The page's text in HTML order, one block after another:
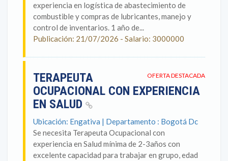
experiencia en logística de abastecimiento de
combustible y compras de lubricantes, manejo y
control de inventarios. 1 año de...
Publicación: 21/07/2026 - Salario: 3000000
OFERTA DESTACADA
TERAPEUTA
OCUPACIONAL CON EXPERIENCIA
EN SALUD
Ubicación: Engativa | Departamento : Bogotá Dc
Se necesita Terapeuta Ocupacional con
experiencia en Salud mínima de 2-3años con
excelente capacidad para trabajar en grupo, edad